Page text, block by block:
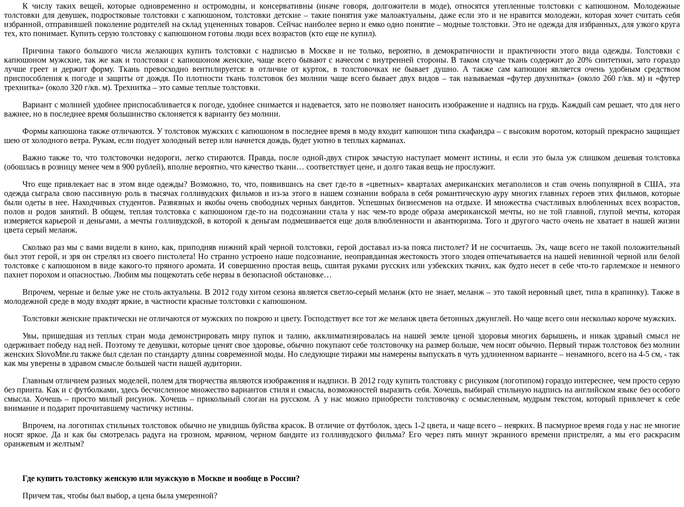
лучше греет и держит форму. Ткань превосходно вентилируется: в отличие от курток, в толстовочках не бывает душно. А также сам капюшон является очень удобным средством
приспособления к погоде и защиты от дождя. По плотности ткань толстовок без молнии чаще всего бывает двух видов – так называемая «футер двухнитка» (около 260 г/кв. м) и «футер
трехнитка» (около 320 г/кв. м). Трехнитка – это самые теплые толстовки.
важнее, но в последнее время большинство склоняется к варианту без молнии.
Формы капюшона также отличаются. У толстовок мужских с капюшоном в последнее время в моду входит капюшон типа скафандра – с высоким воротом, который прекрасно защищает
шею от холодного ветра. Рукам, если подует холодный ветер или начнется дождь, будет уютно в теплых карманах.
Важно также то, что толстовочки недороги, легко стираются. Правда, после одной-двух стирок зачастую наступает момент истины, и если это была уж слишком дешевая толстовка
(обошлась в розницу менее чем в 900 рублей), вполне вероятно, что качество ткани… соответствует цене, и долго такая вещь не прослужит.
Что еще привлекает нас в этом виде одежды? Возможно, то, что, появившись на свет где-то в «цветных» кварталах американских мегаполисов и став очень популярной в США, эта
одежда сыграла свою пассивную роль в тысячах голливудских фильмов и из-за этого в нашем сознании вобрала в себя романтическую ауру многих главных героев этих фильмов, которые
были одеты в нее. Находчивых студентов. Развязных и якобы очень свободных черных бандитов. Успешных бизнесменов на отдыхе. И множества счастливых влюбленных всех возрастов,
измеряется карьерой и деньгами, а мечты голливудской, в которой к деньгам подмешивается еще доля влюбленности и авантюризма. Того и другого часто очень не хватает в нашей жизни
цвета серый меланж.
Сколько раз мы с вами видели в кино, как, приподняв нижний край черной толстовки, герой доставал из-за пояса пистолет? И не сосчитаешь. Эх, чаще всего не такой положительный
был этот герой, и зря он стрелял из своего пистолета! Но странно устроено наше подсознание, неоправданная жестокость этого злодея отпечатывается на нашей невинной черной или белой
толстовке с капюшоном в виде какого-то пряного аромата. И совершенно простая вещь, сшитая руками русских или узбекских ткачих, как будто несет в себе что-то гарлемское и немного
пахнет порохом и опасностью. Любим мы пощекотать себе нервы в безопасной обстановке…
Впрочем, черные и белые уже не столь актуальны. В 2012 году хитом сезона является светло-серый меланж (кто не знает, меланж – это такой неровный цвет, типа в крапинку). Также в
Толстовки женские практически не отличаются от мужских по покрою и цвету. Господствует все тот же меланж цвета бетонных джунглей. Но чаще всего они несколько короче мужских.
Увы, пришедшая из теплых стран мода демонстрировать миру пупок и талию, акклиматизировалась на нашей земле ценой здоровья многих барышень, и никак здравый смысл не
одерживает победу над ней. Поэтому те девушки, которые ценят свое здоровье, обычно покупают себе толстовочку на размер больше, чем носят обычно. Первый тираж толстовок без молнии
женских SlovoМne.ru также был сделан по стандарту длины современной моды. Но следующие тиражи мы намерены выпускать в чуть удлиненном варианте – ненамного, всего на 4-5 см, - так
как мы уверены в здравом смысле большей части нашей аудитории.
Главным отличием разных моделей, полем для творчества являются изображения и надписи. В 2012 году купить толстовку с рисунком (логотипом) гораздо интереснее, чем просто серую
смысла. Хочешь – просто милый рисунок. Хочешь – прикольный слоган на русском. А у нас можно приобрести толстовочку с осмысленным, мудрым текстом, который привлечет к себе
внимание и подарит прочитавшему частичку истины.
Впрочем, на логотипах стильных толстовок обычно не увидишь буйства красок. В отличие от футболок, здесь 1-2 цвета, и чаще всего – неярких. В пасмурное время года у нас не многие
оранжевым и желтым?
Где купить толстовку женскую или мужскую в Москве и вообще в России?
Причем так, чтобы был выбор, а цена была умеренной?
Не существует отдельно интернет-магазинов женских толстовок и интернет-магазинов мужских толстовок. Интернет-магазины толстовок и футболок (а это по сути дела те же сайты
У SlovoMne.ru и ряда других ведущих поставщиков немного другой подход. Мы сами подбираем характер и цвет рисунка под характер и цвет вещи и печатаем такие цветовые варианты,
которые однозначно будут гармоничными и модными. Клиенту, который хочет заказать толстовку с капюшоном онлайн, лишь остается выбрать среди готовых вещей то, что больше подходит
К числу таких вещей, которые одновременно и остромодны, и консервативны (иначе говоря, долгожители в моде), относятся утепленные толстовки с капюшоном. Молодежные
толстовки для девушек, подростковые толстовки с капюшоном, толстовки детские – такие понятия уже малоактуальны, даже если это и не нравится молодежи, которая хочет считать себя
избранной, отправившей поколение родителей на склад уцененных товаров. Сейчас наиболее верно и емко одно понятие – модные толстовки. Это не одежда для избранных, для узкого круга
тех, кто понимает. Купить серую толстовку с капюшоном готовы люди всех возрастов (кто еще не купил).
Причина такого большого числа желающих купить толстовки с надписью в Москве и не только, вероятно, в демократичности и практичности этого вида одежды. Толстовки с
капюшоном мужские, так же как и толстовки с капюшоном женские, чаще всего бывают с начесом с внутренней стороны. В таком случае ткань содержит до 20% синтетики, зато гораздо
лучше греет и держит форму. Ткань превосходно вентилируется: в отличие от курток, в толстовочках не бывает душно. А также сам капюшон является очень удобным средством
приспособления к погоде и защиты от дождя. По плотности ткань толстовок без молнии чаще всего бывает двух видов – так называемая «футер двухнитка» (около 260 г/кв. м) и «футер
трехнитка» (около 320 г/кв. м). Трехнитка – это самые теплые толстовки.
Вариант с молнией удобнее приспосабливается к погоде, удобнее снимается и надевается, зато не позволяет наносить изображение и надпись на грудь. Каждый сам решает, что для него
важнее, но в последнее время большинство склоняется к варианту без молнии.
Формы капюшона также отличаются. У толстовок мужских с капюшоном в последнее время в моду входит капюшон типа скафандра – с высоким воротом, который прекрасно защищает
шею от холодного ветра. Рукам, если подует холодный ветер или начнется дождь, будет уютно в теплых карманах.
Важно также то, что толстовочки недороги, легко стираются. Правда, после одной-двух стирок зачастую наступает момент истины, и если это была уж слишком дешевая толстовка
(обошлась в розницу менее чем в 900 рублей), вполне вероятно, что качество ткани… соответствует цене, и долго такая вещь не прослужит.
Что еще привлекает нас в этом виде одежды? Возможно, то, что, появившись на свет где-то в «цветных» кварталах американских мегаполисов и став очень популярной в США, эта
одежда сыграла свою пассивную роль в тысячах голливудских фильмов и из-за этого в нашем сознании вобрала в себя романтическую ауру многих главных героев этих фильмов, которые
были одеты в нее. Находчивых студентов. Развязных и якобы очень свободных черных бандитов. Успешных бизнесменов на отдыхе. И множества счастливых влюбленных всех возрастов,
полов и родов занятий. В общем, теплая толстовка с капюшоном где-то на подсознании стала у нас чем-то вроде образа американской мечты, но не той главной, глупой мечты, которая
измеряется карьерой и деньгами, а мечты голливудской, в которой к деньгам подмешивается еще доля влюбленности и авантюризма. Того и другого часто очень не хватает в нашей жизни
цвета серый меланж.
Сколько раз мы с вами видели в кино, как, приподняв нижний край черной толстовки, герой доставал из-за пояса пистолет? И не сосчитаешь. Эх, чаще всего не такой положительный
был этот герой, и зря он стрелял из своего пистолета! Но странно устроено наше подсознание, неоправданная жестокость этого злодея отпечатывается на нашей невинной черной или белой
толстовке с капюшоном в виде какого-то пряного аромата. И совершенно простая вещь, сшитая руками русских или узбекских ткачих, как будто несет в себе что-то гарлемское и немного
пахнет порохом и опасностью. Любим мы пощекотать себе нервы в безопасной обстановке…
Впрочем, черные и белые уже не столь актуальны. В 2012 году хитом сезона является светло-серый меланж (кто не знает, меланж – это такой неровный цвет, типа в крапинку). Также в
молодежной среде в моду входят яркие, в частности красные толстовки с капюшоном.
Толстовки женские практически не отличаются от мужских по покрою и цвету. Господствует все тот же меланж цвета бетонных джунглей. Но чаще всего они несколько короче мужских.
Увы, пришедшая из теплых стран мода демонстрировать миру пупок и талию, акклиматизировалась на нашей земле ценой здоровья многих барышень, и никак здравый смысл не
одерживает победу над ней. Поэтому те девушки, которые ценят свое здоровье, обычно покупают себе толстовочку на размер больше, чем носят обычно. Первый тираж толстовок без молнии
женских SlovoМne.ru также был сделан по стандарту длины современной моды. Но следующие тиражи мы намерены выпускать в чуть удлиненном варианте – ненамного, всего на 4-5 см, - так
как мы уверены в здравом смысле большей части нашей аудитории.
Главным отличием разных моделей, полем для творчества являются изображения и надписи. В 2012 году купить толстовку с рисунком (логотипом) гораздо интереснее, чем просто серую
без принта. Как и с футболками, здесь бесчисленное множество вариантов стиля и смысла, возможностей выразить себя. Хочешь, выбирай стильную надпись на английском языке без особого
смысла. Хочешь – просто милый рисунок. Хочешь – прикольный слоган на русском. А у нас можно приобрести толстовочку с осмысленным, мудрым текстом, который привлечет к себе
внимание и подарит прочитавшему частичку истины.
Впрочем, на логотипах стильных толстовок обычно не увидишь буйства красок. В отличие от футболок, здесь 1-2 цвета, и чаще всего – неярких. В пасмурное время года у нас не многие
носят яркое. Да и как бы смотрелась радуга на грозном, мрачном, черном бандите из голливудского фильма? Его через пять минут экранного времени пристрелят, а мы его раскрасим
оранжевым и желтым?
Где купить толстовку женскую или мужскую в Москве и вообще в России?
Причем так, чтобы был выбор, а цена была умеренной?